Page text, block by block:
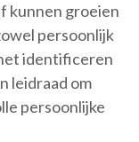
kunnen groeien
persoonlijk
identificeren
leidraad om
persoonlijke